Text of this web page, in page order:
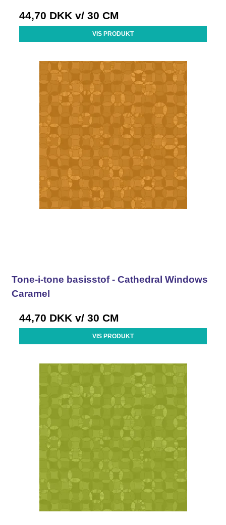
44,70 DKK v/ 30 CM
VIS PRODUKT
Tone-i-tone basisstof - Cathedral Windows
Caramel
44,70 DKK v/ 30 CM
VIS PRODUKT